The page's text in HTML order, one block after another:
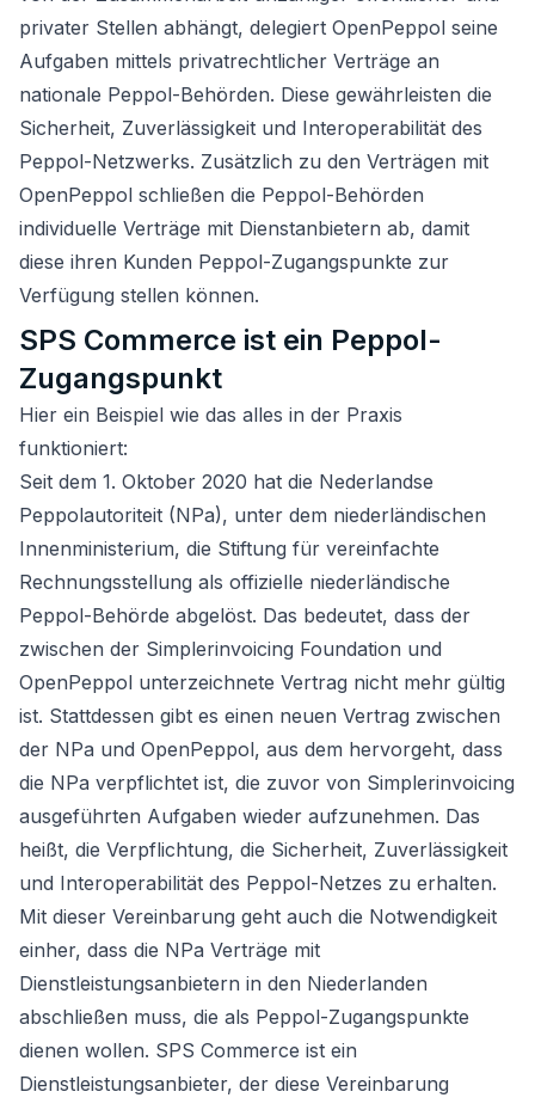
privater Stellen abhängt, delegiert OpenPeppol seine
Aufgaben mittels privatrechtlicher Verträge an
nationale Peppol-Behörden. Diese gewährleisten die
Sicherheit, Zuverlässigkeit und Interoperabilität des
Peppol-Netzwerks. Zusätzlich zu den Verträgen mit
OpenPeppol schließen die Peppol-Behörden
individuelle Verträge mit Dienstanbietern ab, damit
diese ihren Kunden Peppol-Zugangspunkte zur
Verfügung stellen können.
SPS Commerce ist ein Peppol-
Zugangspunkt
Hier ein Beispiel wie das alles in der Praxis
funktioniert:
Seit dem 1. Oktober 2020 hat die Nederlandse
Peppolautoriteit (NPa), unter dem niederländischen
Innenministerium, die Stiftung für vereinfachte
Rechnungsstellung als offizielle niederländische
Peppol-Behörde abgelöst. Das bedeutet, dass der
zwischen der Simplerinvoicing Foundation und
OpenPeppol unterzeichnete Vertrag nicht mehr gültig
ist. Stattdessen gibt es einen neuen Vertrag zwischen
der NPa und OpenPeppol, aus dem hervorgeht, dass
die NPa verpflichtet ist, die zuvor von Simplerinvoicing
ausgeführten Aufgaben wieder aufzunehmen. Das
heißt, die Verpflichtung, die Sicherheit, Zuverlässigkeit
und Interoperabilität des Peppol-Netzes zu erhalten.
Mit dieser Vereinbarung geht auch die Notwendigkeit
einher, dass die NPa Verträge mit
Dienstleistungsanbietern in den Niederlanden
abschließen muss, die als Peppol-Zugangspunkte
dienen wollen. SPS Commerce ist ein
Dienstleistungsanbieter, der diese Vereinbarung